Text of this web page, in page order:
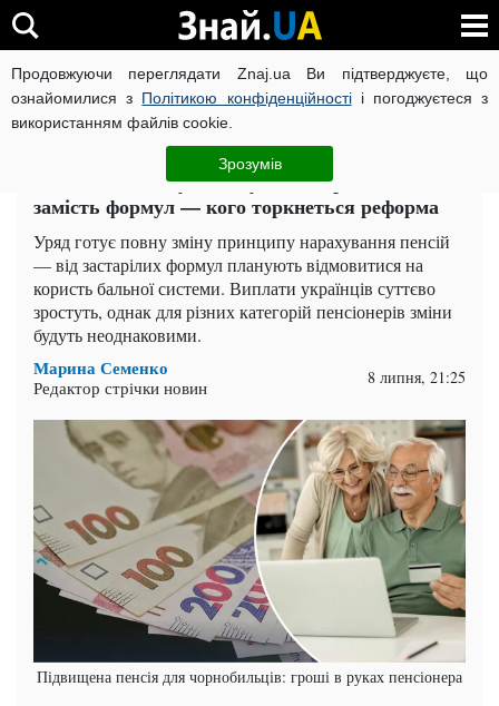
Продовжуючи переглядати Znaj.ua Ви підтверджуєте, що
ознайомилися з Політикою конфіденційностіі погоджуєтеся з
використанням файлів cookie.
Зрозумів
ВІЙНА РОСІЇ ПРОТИ УКРАЇНИ КОРОНАВІРУС В УКРАЇНІ
ЧИТАТЬ НА РУССКОМ
Пенсії по-новому: мінімум 6000 грн, бали
замість формул — кого торкнеться реформа
Уряд готує повну зміну принципу нарахування пенсій
— від застарілих формул планують відмовитися на
користь бальної системи. Виплати українців суттєво
зростуть, однак для різних категорій пенсіонерів зміни
будуть неоднаковими.
Марина Семенко
Редактор стрічки новин 8 липня, 21:25
Підвищена пенсія для чорнобильців: гроші в руках пенсіонера